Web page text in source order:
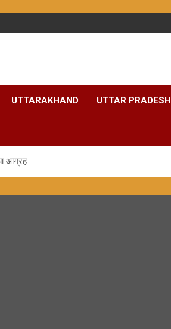
UTTARAKHAND UTTAR PRADESH
आग्रह